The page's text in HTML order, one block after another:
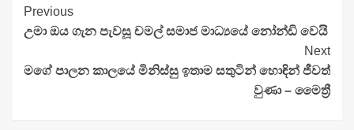
Continue
Reading
Previous
උමා ඔය ගැන පැවසූ චමල් සමාජ මාධ්‍යයේ නෝන්ඩි වෙයි
Next
මගේ පාලන කාලයේ මිනිස්සු ඉතාම සතුටින් හොඳින් ජීවත්
වුණා – මෛත්‍රී